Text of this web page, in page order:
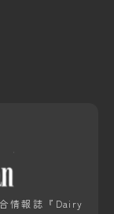
情報誌『Dairy